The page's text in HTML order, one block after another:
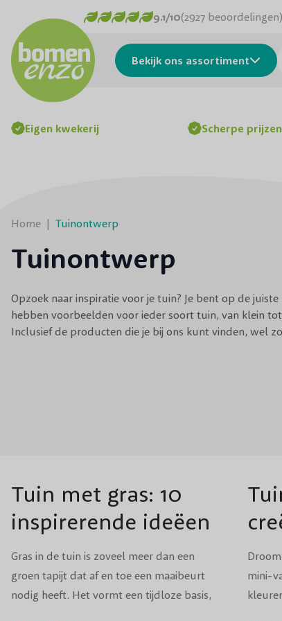
9.1/10(2927 beoordelingen)
Bekijk ons assortiment
Eigen kwekerij Scherpe prijzen
Home | Tuinontwerp
Tuinontwerp
Opzoek naar inspiratie voor je tuin? Je bent op de juiste
hebben voorbeelden voor ieder soort tuin, van klein
Inclusief de producten die je bij ons kunt vinden, wel
Tuin met gras: 10
inspirerende ideëen
Gras in de tuin is zoveel meer dan een
groen tapijt dat af en toe een maaibeurt
nodig heeft. Het vormt een tijdloze basis,
mini-